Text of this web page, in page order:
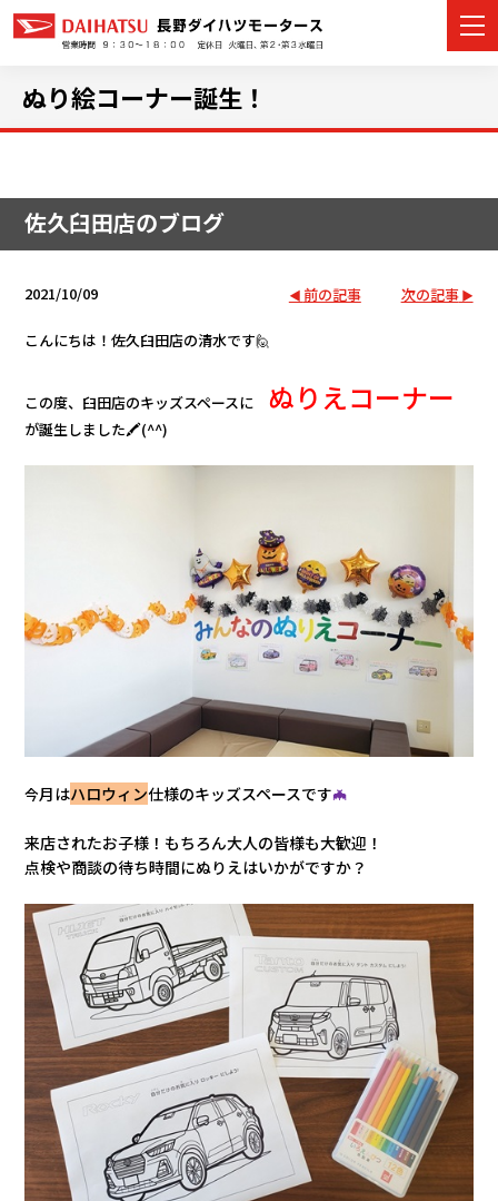
店舗情報
イベント・キャンペーン
ご購入者サポート
リコ
ぬり絵コーナー誕生！
佐久臼田店のブログ
2021/10/09 前の記事 次の記事
こんにちは！佐久臼田店の清水です🙋
この度、臼田店のキッズスペースに ぬりえコーナー
が誕生しました🖍(^^)
今月はハロウィン仕様のキッズスペースです🦇
来店されたお子様！もちろん大人の皆様も大歓迎！
点検や商談の待ち時間にぬりえはいかがですか？